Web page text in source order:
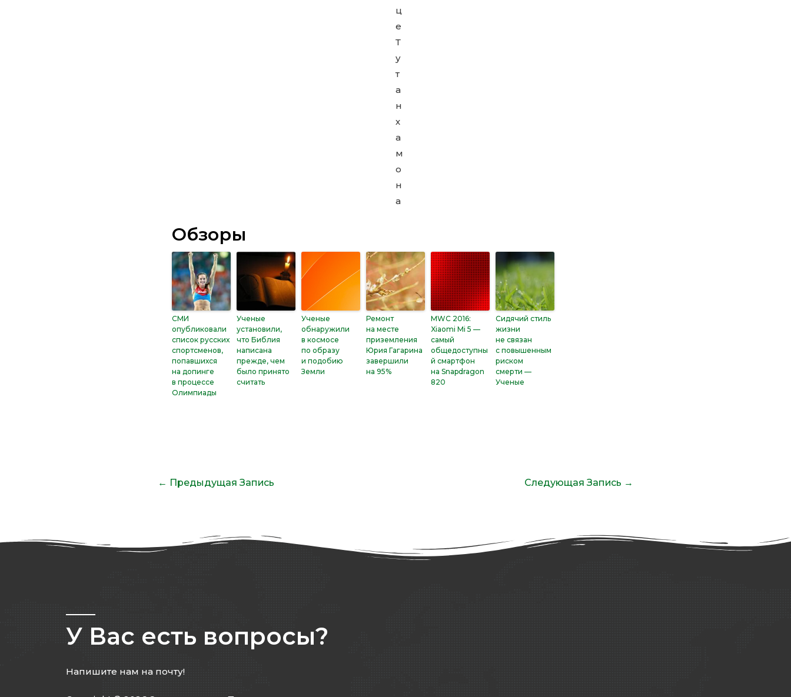
Обзоры
СМИ
опубликовали
список русских
спортсменов,
попавшихся
на допинге
в процессе
Олимпиады
Ученые
установили,
что Библия
написана
прежде, чем
было принято
считать
Ученые
обнаружили
в космосе
по образу
и подобию
Земли
Ремонт
на месте
приземления
Юрия Гагарина
завершили
на 95%
MWC 2016:
Xiaomi Mi 5 —
самый
общедоступны
й смартфон
на Snapdragon
820
Сидячий стиль
жизни
не связан
с повышенным
риском
смерти —
Ученые
← Предыдущая Запись Следующая Запись →
У Вас есть вопросы?
Напишите нам на почту!